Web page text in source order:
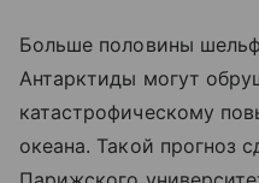
Больше половины
Антарктиды могут
катастрофическому
океана. Такой прогноз